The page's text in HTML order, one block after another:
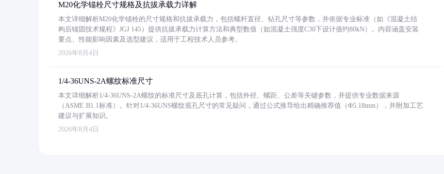
M20化学锚栓尺寸规格及抗拔承载力详解
本文详细解析M20化学锚栓的尺寸规格和抗拔承载力，包括螺杆直径、钻孔尺寸等参数，并依据专业标准（如《混凝土结
构后锚固技术规程》JGJ 145）提供抗拔承载力计算方法和典型数值（如混凝土强度C30下设计值约80kN）。内容涵盖安装
要点、性能影响因素及选型建议，适用于工程技术人员参考。
2026年8月4日
1/4-36UNS-2A螺纹标准尺寸
本文详细解析1/4-36UNS-2A螺纹的标准尺寸及底孔计算，包括外径、螺距、公差等关键参数，并提供专业数据来源
（ASME B1.1标准）。针对1/4-36UNS螺纹底孔尺寸的常见疑问，通过公式推导给出精确推荐值（Φ5.18mm），并附加工艺
建议与扩展知识。
2026年8月4日